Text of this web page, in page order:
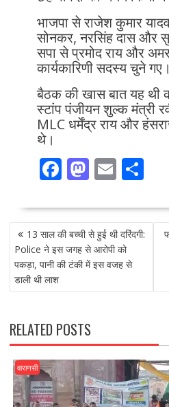
भाजपा से राजेश कुमार
सोनकर, नरसिंह दास और
सपा से प्रमोद राय और
कार्यकारिणी सदस्य चुने गए।
बैठक की खास बात यह थी
स्टांप पंजीयन शुल्क मंत्री
MLC धर्मेंद्र राय और
थे।
F
e
b
o
k
M
to
d
o
n
E
ai
l
S
ar
e
POST
NAVIGATION
13 साल की बच्ची से हुई थी दरिंदगी:
Police ने इस जगह से आरोपी को
पकड़ा, पानी की टंकी में इस वजह से
डाली थी लाश
RELATED POSTS
वाराणसी